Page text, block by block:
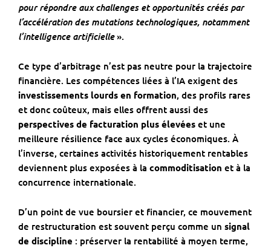
pour répondre aux challenges et opportunités créés par
l’accélération des mutations technologiques, notamment
l’intelligence artificielle».
Ce type d’arbitrage n’est pas neutre pour la trajectoire
financière. Les compétences liées à l’IA exigent des
investissements lourds en formation, des profils rares
et donc coûteux, mais elles offrent aussi des
perspectives de facturation plus élevées et une
meilleure résilience face aux cycles économiques. À
l’inverse, certaines activités historiquement rentables
deviennent plus exposées à la commoditisation et à la
concurrence internationale.
D’un point de vue boursier et financier, ce mouvement
de restructuration est souvent perçu comme un signal
de discipline : préserver la rentabilité à moyen terme,